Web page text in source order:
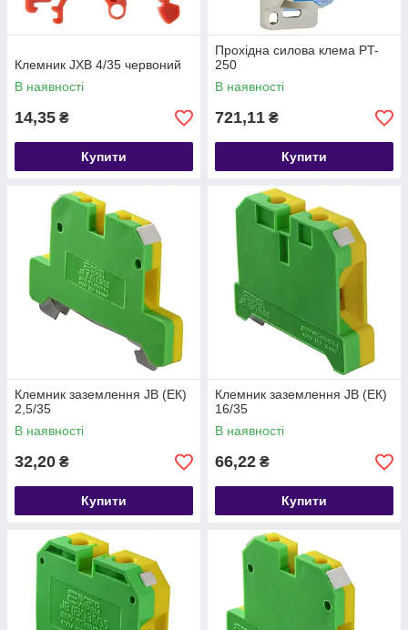
Клемник JXB 4/35 червоний
В наявності
14,35 ₴
Купити
Прохідна силова клема PT-
250
В наявності
721,11 ₴
Купити
Клемник заземлення JB (ЕК)
2,5/35
В наявності
32,20 ₴
Купити
Клемник заземлення JB (ЕК)
16/35
В наявності
66,22 ₴
Купити